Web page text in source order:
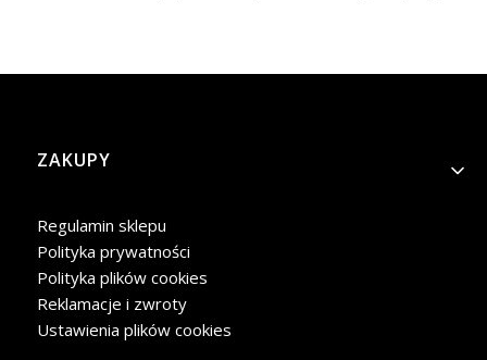
Linki w stopce
ZAKUPY
Regulamin sklepu
Polityka prywatności
Polityka plików cookies
Reklamacje i zwroty
Ustawienia plików cookies